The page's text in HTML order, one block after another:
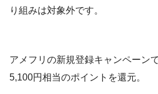
り組みは対象外です。
アメフリの新規登録キャンペーン
5,100円相当のポイントを還元。